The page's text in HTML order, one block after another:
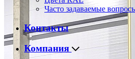
Часто задаваемые
Контакты
Компания